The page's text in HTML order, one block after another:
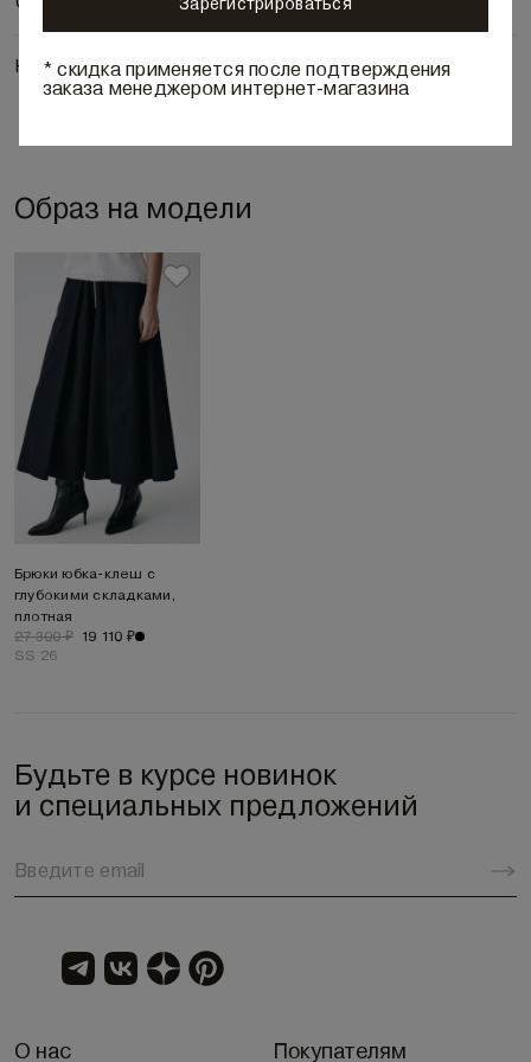
Наличие в бутиках
Образ на модели
Брюки юбка-клеш с
глубокими складками,
плотная
27 300 ₽ 19 110 ₽
SS 26
Будьте в курсе новинок
и специальных предложений
О нас Покупателям
* скидка применяется после подтверждения
заказа менеджером интернет-магазина